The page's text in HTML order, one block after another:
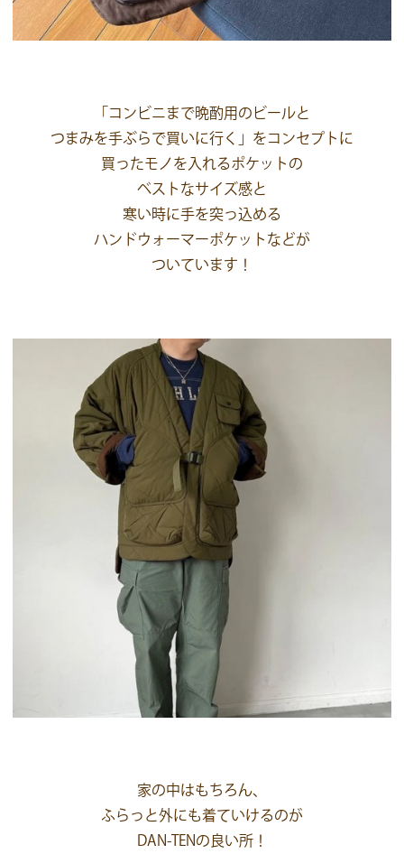
「コンビニまで晩酌用のビールと
つまみを手ぶらで買いに行く」をコンセプトに
買ったモノを入れるポケットの
ベストなサイズ感と
寒い時に手を突っ込める
ハンドウォーマーポケットなどが
ついています！
家の中はもちろん、
ふらっと外にも着ていけるのが
DAN-TENの良い所！